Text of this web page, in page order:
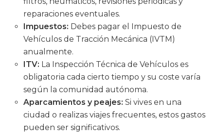
reparaciones eventuales.
Impuestos: Debes pagar el Impuesto de
Vehículos de Tracción Mecánica (IVTM)
anualmente.
ITV: La Inspección Técnica de Vehículos es
obligatoria cada cierto tiempo y su coste varía
según la comunidad autónoma.
Aparcamientos y peajes: Si vives en una
ciudad o realizas viajes frecuentes, estos gastos
pueden ser significativos.